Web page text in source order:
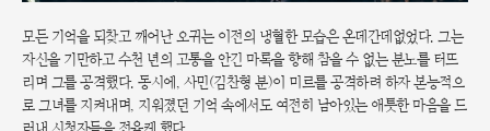
모든 기억을 되찾고 깨어난 오귀는 이전의 냉혈한 모습은 온데간데없었다. 그는
자신을 기만하고 수천 년의 고통을 안긴 마록을 향해 참을 수 없는 분노를 터뜨
리며 그를 공격했다. 동시에, 사민(김찬형 분)이 미르를 공격하려 하자 본능적으
로 그녀를 지켜내며, 지워졌던 기억 속에서도 여전히 남아있는 애틋한 마음을 드